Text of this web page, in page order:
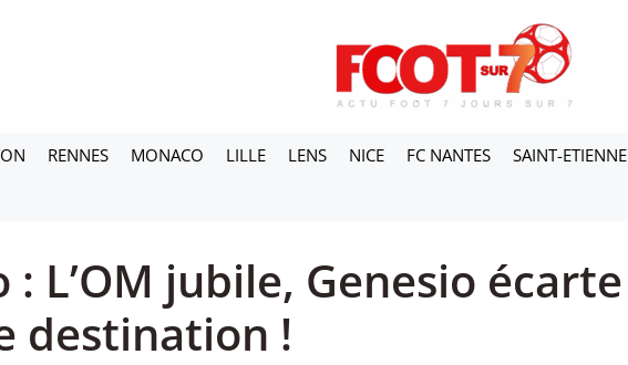
RENNES MONACO LILLE LENS NICE FC NANTES SAINT-ETIENNE
L’OM jubile, Genesio écarte
destination !